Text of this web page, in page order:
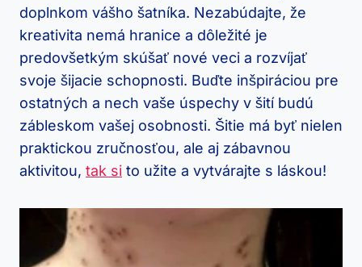
doplnkom‌ vášho‍ šatníka. Nezabúdajte, že‍
kreativita nemá hranice a dôležité je​
predovšetkým skúšať nové veci a rozvíjať
svoje šijacie schopnosti. ⁢Buďte inšpiráciou pre
ostatných a nech ​vaše úspechy v‌ šití budú
zábleskom ‌vašej osobnosti. Šitie má byť ​nielen
praktickou zručnosťou,‌ ale aj zábavnou
‍aktivitou, tak si ⁣ to užite a vytvárajte s láskou!